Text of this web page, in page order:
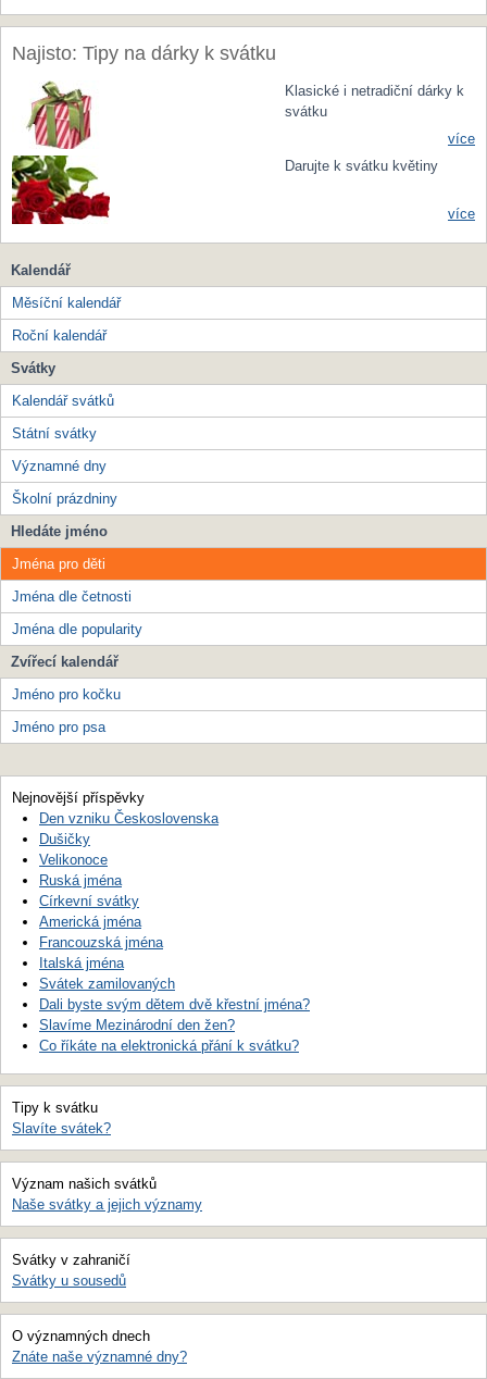
Najisto: Tipy na dárky k svátku
Klasické i netradiční dárky k
svátku
více
Darujte k svátku květiny
více
Kalendář
Měsíční kalendář
Roční kalendář
Svátky
Kalendář svátků
Státní svátky
Významné dny
Školní prázdniny
Hledáte jméno
Jména pro děti
Jména dle četnosti
Jména dle popularity
Zvířecí kalendář
Jméno pro kočku
Jméno pro psa
Nejnovější příspěvky
Den vzniku Československa
Dušičky
Velikonoce
Ruská jména
Církevní svátky
Americká jména
Francouzská jména
Italská jména
Svátek zamilovaných
Dali byste svým dětem dvě křestní jména?
Slavíme Mezinárodní den žen?
Co říkáte na elektronická přání k svátku?
Tipy k svátku
Slavíte svátek?
Význam našich svátků
Naše svátky a jejich významy
Svátky v zahraničí
Svátky u sousedů
O významných dnech
Znáte naše významné dny?